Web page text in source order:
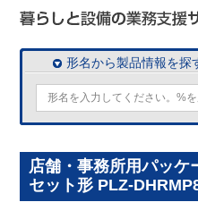
形名から製品情報を探
店舗・事務所用パッ
セット形 PLZ-